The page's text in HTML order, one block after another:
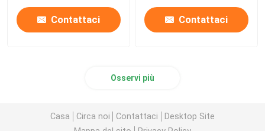
Contattaci Contattaci
Osservi più
Casa Circa noi Contattaci
Desktop Site